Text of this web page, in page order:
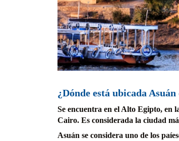
¿Dónde está ubicada
Se encuentra en el Alto Egipto, en
Cairo. Es considerada la ciudad
Asuán se considera uno de los